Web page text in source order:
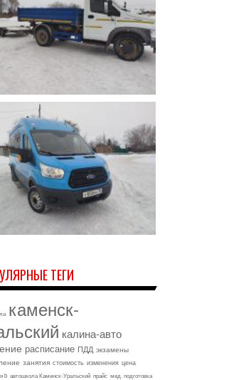
ТЕГИ
каменск-
калина-авто
расписание ПДД экзамены
занятия стоимость изменения цена
b автошкола Каменск-Уральский прайс мед. подготовка